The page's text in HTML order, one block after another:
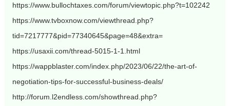
https://www.bullochtaxes.com/forum/viewtopic.php?t=102242
https://www.tvboxnow.com/viewthread.php?
tid=7217777&pid=77340645&page=48&extra=
https://usaxii.com/thread-5015-1-1.html
https://wappblaster.com/index.php/2023/06/22/the-art-of-
negotiation-tips-for-successful-business-deals/
http://forum.l2endless.com/showthread.php?